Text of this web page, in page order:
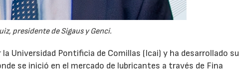
presidente de Sigaus y Genci.
Universidad Pontificia de Comillas (Icai) y ha desarrollado su
se inició en el mercado de lubricantes a través de Fina